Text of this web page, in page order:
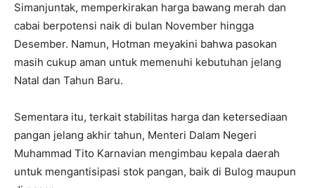
Simanjuntak, memperkirakan harga bawang merah dan
cabai berpotensi naik di bulan November hingga
Desember. Namun, Hotman meyakini bahwa pasokan
masih cukup aman untuk memenuhi kebutuhan jelang
Natal dan Tahun Baru.
Sementara itu, terkait stabilitas harga dan ketersediaan
pangan jelang akhir tahun, Menteri Dalam Negeri
Muhammad Tito Karnavian mengimbau kepala daerah
untuk mengantisipasi stok pangan, baik di Bulog maupun